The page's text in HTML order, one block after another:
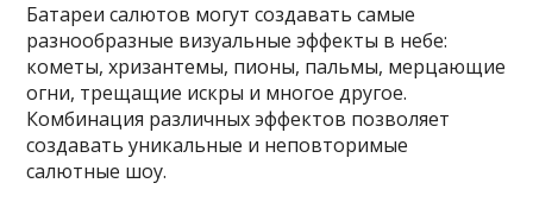
Батареи салютов могут создавать самые
разнообразные визуальные эффекты в небе:
кометы, хризантемы, пионы, пальмы, мерцающие
огни, трещащие искры и многое другое.
Комбинация различных эффектов позволяет
создавать уникальные и неповторимые
салютные шоу.